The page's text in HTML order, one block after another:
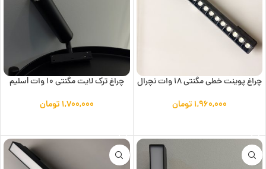
چراغ پوینت خطی مگنتی 18 وات نچرال
۱,۹۶۰,۰۰۰ تومان
چراغ ترک لایت مگنتی 10 وات lسلیم
۱,۷۰۰,۰۰۰ تومان